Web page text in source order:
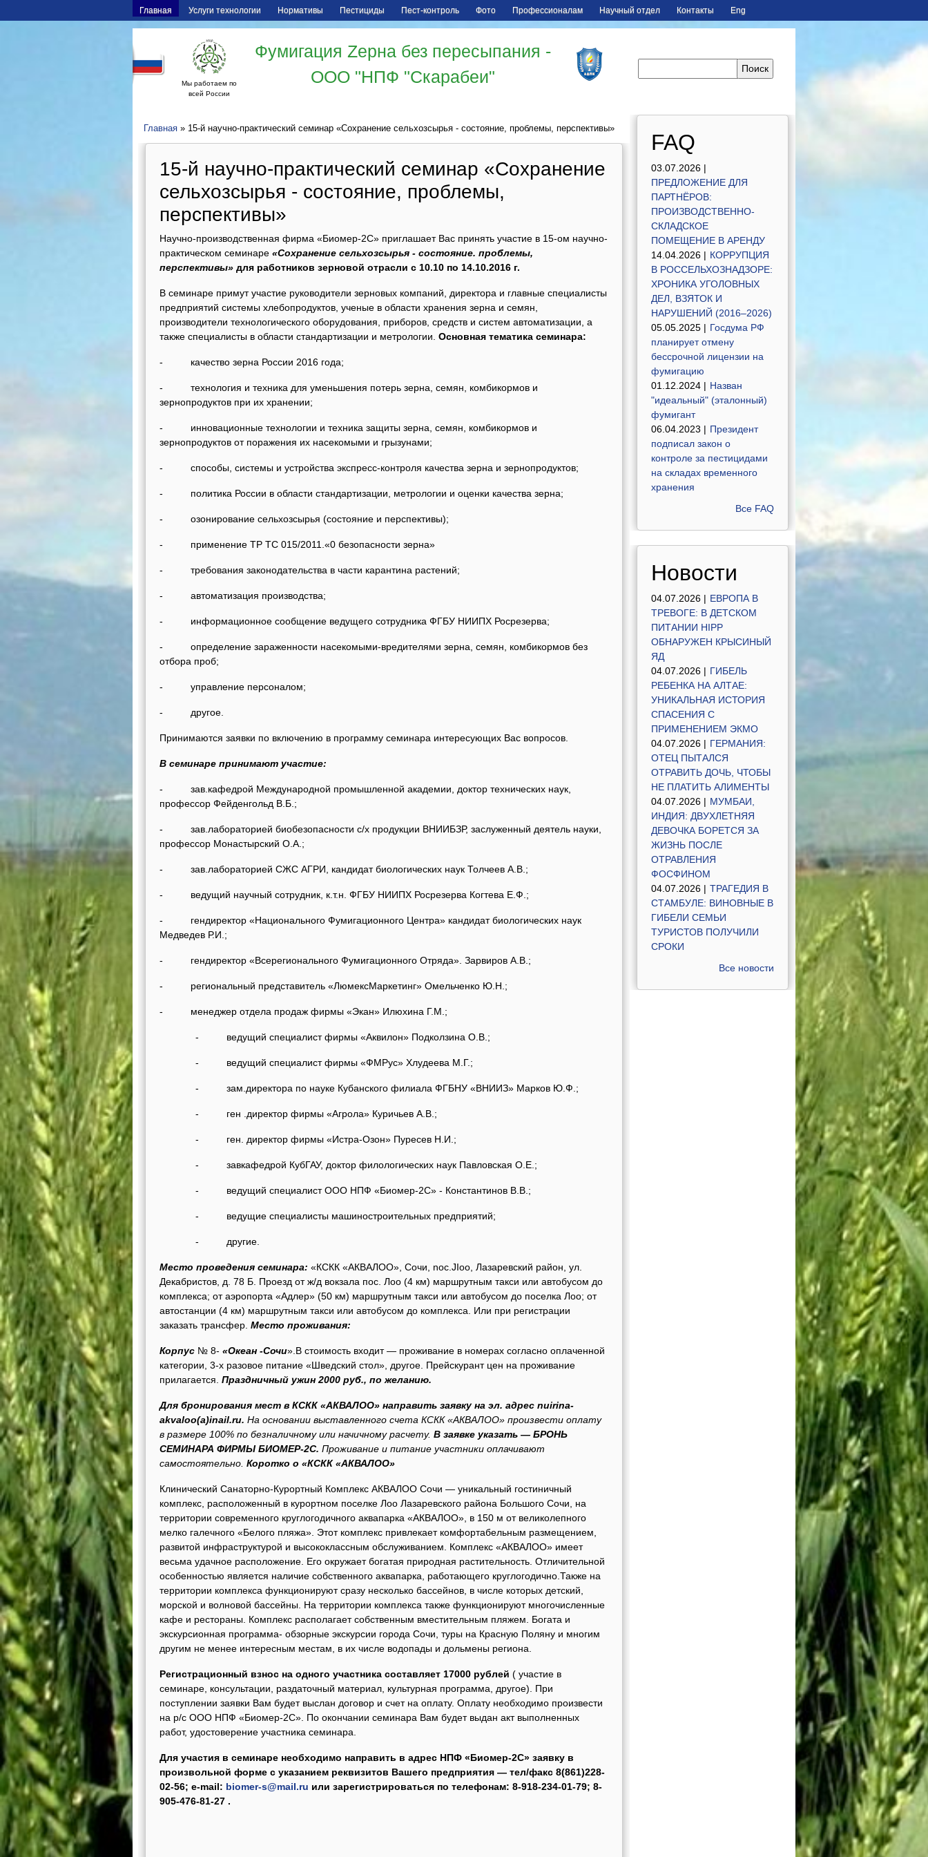
Главная Услуги технологии Нормативы Пестициды Пест-контроль Фото Профессионалам Научный отдел Контакты Eng
Мы работаем по
всей России
Фумигация Zерна без пересыпания -
ООО "НПФ "Скарабеи"
Главная » 15-й научно-практический семинар «Сохранение сельхозсырья - состояние, проблемы, перспективы»
15-й научно-практический семинар «Сохранение
сельхозсырья - состояние, проблемы,
перспективы»
Научно-производственная фирма «Биомер-2С» приглашает Вас принять участие в 15-ом научно-
практическом семинаре «Сохранение сельхозсырья - состояние. проблемы,
перспективы» для работников зерновой отрасли с 10.10 по 14.10.2016 г.
В семинаре примут участие руководители зерновых компаний, директора и главные специалисты
предприятий системы хлебопродуктов, ученые в области хранения зерна и семян,
производители технологического оборудования, приборов, средств и систем автоматизации, а
также специалисты в области стандартизации и метрологии. Основная тематика семинара:
- качество зерна России 2016 года;
- технология и техника для уменьшения потерь зерна, семян, комбикормов и
зернопродуктов при их хранении;
- инновационные технологии и техника защиты зерна, семян, комбикормов и
зернопродуктов от поражения их насекомыми и грызунами;
- способы, системы и устройства экспресс-контроля качества зерна и зернопродуктов;
- политика России в области стандартизации, метрологии и оценки качества зерна;
- озонирование сельхозсырья (состояние и перспективы);
- применение TP ТС 015/2011.«0 безопасности зерна»
- требования законодательства в части карантина растений;
- автоматизация производства;
- информационное сообщение ведущего сотрудника ФГБУ НИИПХ Росрезерва;
- определение зараженности насекомыми-вредителями зерна, семян, комбикормов без
отбора проб;
- управление персоналом;
- другое.
Принимаются заявки по включению в программу семинара интересующих Вас вопросов.
В семинаре принимают участие:
- зав.кафедрой Международной промышленной академии, доктор технических наук,
профессор Фейденгольд В.Б.;
- зав.лабораторией биобезопасности с/х продукции ВНИИБЗР, заслуженный деятель науки,
профессор Монастырский О.А.;
- зав.лабораторией СЖС АГРИ, кандидат биологических наук Толчеев А.В.;
- ведущий научный сотрудник, к.т.н. ФГБУ НИИПХ Росрезерва Когтева Е.Ф.;
- гендиректор «Национального Фумигационного Центра» кандидат биологических наук
Медведев Р.И.;
- гендиректор «Всерегионального Фумигационного Отряда». Зарвиров А.В.;
- региональный представитель «ЛюмексМаркетинг» Омельченко Ю.Н.;
- менеджер отдела продаж фирмы «Экан» Илюхина Г.М.;
- ведущий специалист фирмы «Аквилон» Подколзина О.В.;
- ведущий специалист фирмы «ФМРус» Хлудеева М.Г.;
- зам.директора по науке Кубанского филиала ФГБНУ «ВНИИЗ» Марков Ю.Ф.;
- ген .директор фирмы «Агрола» Куричьев А.В.;
- ген. директор фирмы «Истра-Озон» Пуресев Н.И.;
- завкафедрой КубГАУ, доктор филологических наук Павловская О.Е.;
- ведущий специалист ООО НПФ «Биомер-2С» - Константинов В.В.;
- ведущие специалисты машиностроительных предприятий;
- другие.
Место проведения семинара: «КСКК «АКВАЛОО», Сочи, noc.JIoo, Лазаревский район, ул.
Декабристов, д. 78 Б. Проезд от ж/д вокзала пос. Лоо (4 км) маршрутным такси или автобусом до
комплекса; от аэропорта «Адлер» (50 км) маршрутным такси или автобусом до поселка Лоо; от
автостанции (4 км) маршрутным такси или автобусом до комплекса. Или при регистрации
заказать трансфер. Место проживания:
Корпус № 8- «Океан -Сочи».В стоимость входит — проживание в номерах согласно оплаченной
категории, 3-х разовое питание «Шведский стол», другое. Прейскурант цен на проживание
прилагается. Праздничный ужин 2000 руб., по желанию.
Для бронирования мест в КСКК «АКВАЛОО» направить заявку на эл. адрес nuirina-
akvaloo(a)inail.ru. На основании выставленного счета КСКК «АКВАЛОО» произвести оплату
в размере 100% по безналичному или начичному расчету. В заявке указать — БРОНЬ
СЕМИНАРА ФИРМЫ БИОМЕР-2С. Проживание и питание участники оплачивают
самостоятельно. Коротко о «КСКК «АКВАЛОО»
Клинический Санаторно-Курортный Комплекс АКВАЛОО Сочи — уникальный гостиничный
комплекс, расположенный в курортном поселке Лоо Лазаревского района Большого Сочи, на
территории современного круглогодичного аквапарка «АКВАЛОО», в 150 м от великолепного
мелко галечного «Белого пляжа». Этот комплекс привлекает комфортабельным размещением,
развитой инфраструктурой и высококлассным обслуживанием. Комплекс «АКВАЛОО» имеет
весьма удачное расположение. Его окружает богатая природная растительность. Отличительной
особенностью является наличие собственного аквапарка, работающего круглогодично.Также на
территории комплекса функционируют сразу несколько бассейнов, в числе которых детский,
морской и волновой бассейны. На территории комплекса также функционируют многочисленные
кафе и рестораны. Комплекс располагает собственным вместительным пляжем. Богата и
экскурсионная программа- обзорные экскурсии города Сочи, туры на Красную Поляну и многим
другим не менее интересным местам, в их числе водопады и дольмены региона.
Регистрационный взнос на одного участника составляет 17000 рублей ( участие в
семинаре, консультации, раздаточный материал, культурная программа, другое). При
поступлении заявки Вам будет выслан договор и счет на оплату. Оплату необходимо произвести
на р/с ООО НПФ «Биомер-2С». По окончании семинара Вам будет выдан акт выполненных
работ, удостоверение участника семинара.
Для участия в семинаре необходимо направить в адрес НПФ «Биомер-2С» заявку в
произвольной форме с указанием реквизитов Вашего предприятия — тел/факс 8(861)228-
02-56; e-mail: biomer-s@maiI.ru или зарегистрироваться по телефонам: 8-918-234-01-79; 8-
905-476-81-27 .
FAQ
03.07.2026 |
ПРЕДЛОЖЕНИЕ ДЛЯ
ПАРТНЁРОВ:
ПРОИЗВОДСТВЕННО-
СКЛАДСКОЕ
ПОМЕЩЕНИЕ В АРЕНДУ
14.04.2026 | КОРРУПЦИЯ
В РОССЕЛЬХОЗНАДЗОРЕ:
ХРОНИКА УГОЛОВНЫХ
ДЕЛ, ВЗЯТОК И
НАРУШЕНИЙ (2016–2026)
05.05.2025 | Госдума РФ
планирует отмену
бессрочной лицензии на
фумигацию
01.12.2024 | Назван
"идеальный" (эталонный)
фумигант
06.04.2023 | Президент
подписал закон о
контроле за пестицидами
на складах временного
хранения
Все FAQ
Новости
04.07.2026 | ЕВРОПА В
ТРЕВОГЕ: В ДЕТСКОМ
ПИТАНИИ HIPP
ОБНАРУЖЕН КРЫСИНЫЙ
ЯД
04.07.2026 | ГИБЕЛЬ
РЕБЕНКА НА АЛТАЕ:
УНИКАЛЬНАЯ ИСТОРИЯ
СПАСЕНИЯ С
ПРИМЕНЕНИЕМ ЭКМО
04.07.2026 | ГЕРМАНИЯ:
ОТЕЦ ПЫТАЛСЯ
ОТРАВИТЬ ДОЧЬ, ЧТОБЫ
НЕ ПЛАТИТЬ АЛИМЕНТЫ
04.07.2026 | МУМБАИ,
ИНДИЯ: ДВУХЛЕТНЯЯ
ДЕВОЧКА БОРЕТСЯ ЗА
ЖИЗНЬ ПОСЛЕ
ОТРАВЛЕНИЯ
ФОСФИНОМ
04.07.2026 | ТРАГЕДИЯ В
СТАМБУЛЕ: ВИНОВНЫЕ В
ГИБЕЛИ СЕМЬИ
ТУРИСТОВ ПОЛУЧИЛИ
СРОКИ
Все новости